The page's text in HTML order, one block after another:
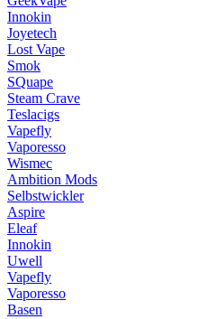
Innokin
Joyetech
Lost Vape
Smok
SQuape
Steam Crave
Teslacigs
Vapefly
Vaporesso
Wismec
Ambition Mods
Selbstwickler
Aspire
Eleaf
Innokin
Uwell
Vapefly
Vaporesso
Basen